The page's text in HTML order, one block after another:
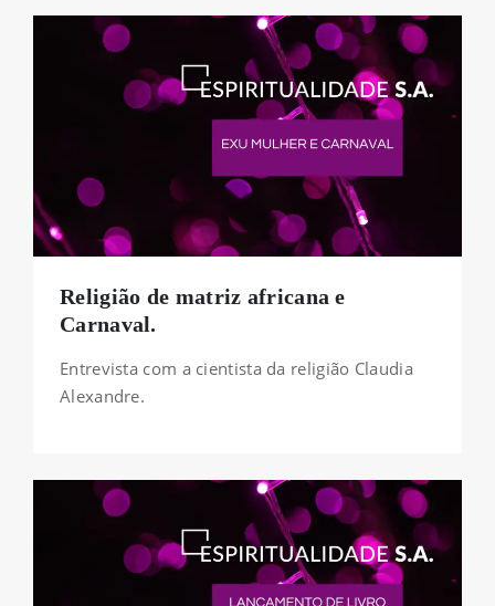
Religião de matriz africana e
Carnaval.
Entrevista com a cientista da religião Claudia
Alexandre.